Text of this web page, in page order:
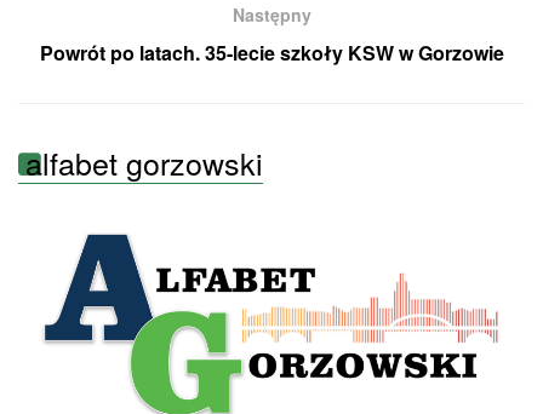
Następny
Powrót po latach. 35-lecie szkoły KSW w Gorzowie
alfabet gorzowski